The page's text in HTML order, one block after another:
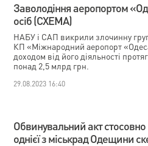
Заволодіння аеропортом
осіб (СХЕМА)
НАБУ і САП викрили злочинну
КП «Міжнародний аеропорт
доходом від його діяльності
понад 2,5 млрд грн.
29.08.2023 16:40
Обвинувальний акт стосовно
однієї з міськрад Одещини